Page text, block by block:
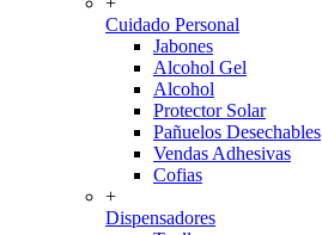
Cuidado Personal
Jabones
Alcohol Gel
Alcohol
Protector Solar
Pañuelos Desechables
Vendas Adhesivas
Cofias
+
Dispensadores